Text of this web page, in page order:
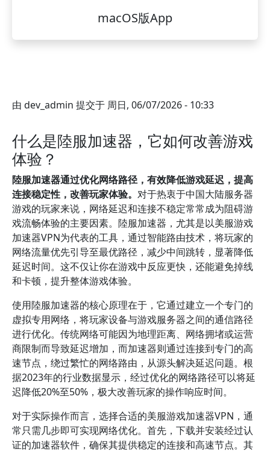
macOS版App
由 dev_admin 提交于 周日, 06/07/2026 - 10:33
什么是陸服加速器，它如何改善游戏
体验？
陸服加速器通过优化网络路径，有效降低游戏延迟，提高
连接稳定性，改善玩家体验。 对于热衷于中国大陆服务器
游戏的玩家来说，网络延迟和连接不稳定常常成为阻碍游
戏流畅体验的主要因素。陸服加速器，尤其是以美服游戏
加速器VPN为代表的工具，通过智能路由技术，将玩家的
网络流量优先引导至最优路径，减少中间跳转，显著降低
延迟时间。这不仅让你在游戏中反应更快，还能避免掉线
和卡顿，提升整体游戏体验。
使用陸服加速器的核心原理在于，它通过建立一个专门的
虚拟专用网络，将玩家设备与游戏服务器之间的通信路径
进行优化。传统网络可能因为地理距离、网络拥堵或运营
商限制而导致延迟增加，而加速器则通过连接到专门的高
速节点，绕过繁忙的网络路由，从源头解决延迟问题。根
据2023年的行业数据显示，经过优化的网络路径可以将延
迟降低20%至50%，极大改善玩家的操作响应时间。
对于实际操作而言，选择合适的美服游戏加速器VPN，通
常只需几步即可实现网络优化。首先，下载并安装经过认
证的加速器软件，确保其提供稳定的连接和高速节点。其